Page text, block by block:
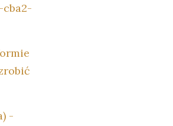
-